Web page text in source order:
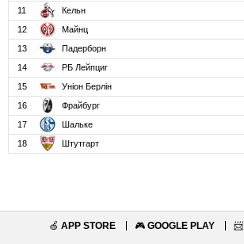
11
Кельн
12
Майнц
13
Падерборн
14
РБ Лейпциг
15
Уніон Берлін
16
Фрайбург
17
Шальке
18
Штутгарт
🍏 APP STORE 🎮 GOOGLE PLAY 📨